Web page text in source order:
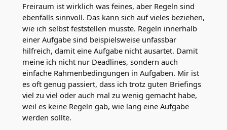
Freiraum ist wirklich was feines, aber Regeln sind
ebenfalls sinnvoll. Das kann sich auf vieles beziehen,
wie ich selbst feststellen musste. Regeln innerhalb
einer Aufgabe sind beispielsweise unfassbar
hilfreich, damit eine Aufgabe nicht ausartet. Damit
meine ich nicht nur Deadlines, sondern auch
einfache Rahmenbedingungen in Aufgaben. Mir ist
es oft genug passiert, dass ich trotz guten Briefings
viel zu viel oder auch mal zu wenig gemacht habe,
weil es keine Regeln gab, wie lang eine Aufgabe
werden sollte.